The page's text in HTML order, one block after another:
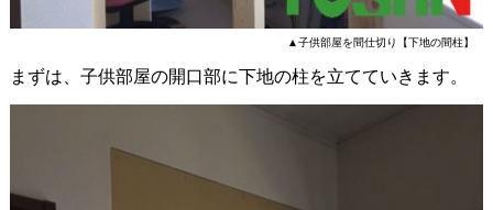
▲子供部屋を間仕切り【下地の間柱】
まずは、子供部屋の開口部に下地の柱を立てていきます。